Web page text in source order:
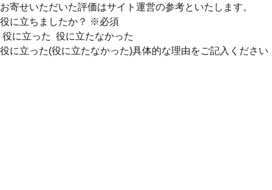
お寄せいただいた評価はサイト運営の参考といたします。
役に立ちましたか？ ※必須
役に立った 役に立たなかった
役に立った(役に立たなかった)具体的な理由をご記入ください